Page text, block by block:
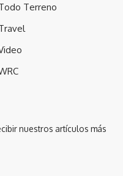
Terreno
nuestros artículos más